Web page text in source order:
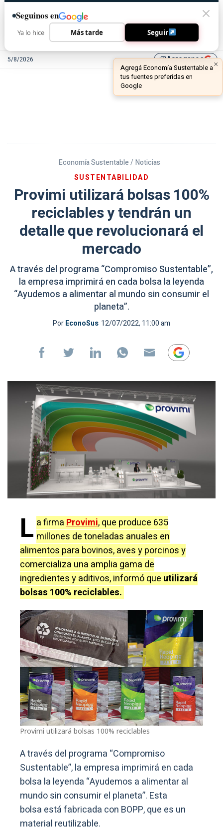
5/8/2026 library_addAgreganos
Economía Sustentable / Noticias
SUSTENTABILIDAD
Provimi utilizará bolsas 100%
reciclables y tendrán un
detalle que revolucionará el
mercado
A través del programa “Compromiso Sustentable”,
la empresa imprimirá en cada bolsa la leyenda
“Ayudemos a alimentar al mundo sin consumir el
planeta”.
PorEconoSus 12/07/2022, 11:00 am
L a firmaProvimi, que produce 635
millones de toneladas anuales en
alimentos para bovinos, aves y porcinos y
comercializa una amplia gama de
ingredientes y aditivos, informó que utilizará
bolsas 100% reciclables.
Provimi utilizará bolsas 100% reciclables
A través del programa “Compromiso
Sustentable”, la empresa imprimirá en cada
bolsa la leyenda “Ayudemos a alimentar al
mundo sin consumir el planeta”. Esta
bolsa está fabricada con BOPP, que es un
material reutilizable.
Seguinos en
Ya lo hice Más tarde Seguir